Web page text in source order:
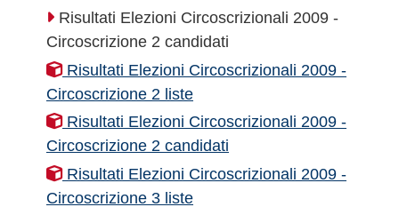
Risultati Elezioni Circoscrizionali 2009 -
Circoscrizione 2 candidati
Risultati Elezioni Circoscrizionali 2009 -
Circoscrizione 2 liste
Risultati Elezioni Circoscrizionali 2009 -
Circoscrizione 2 candidati
Risultati Elezioni Circoscrizionali 2009 -
Circoscrizione 3 liste